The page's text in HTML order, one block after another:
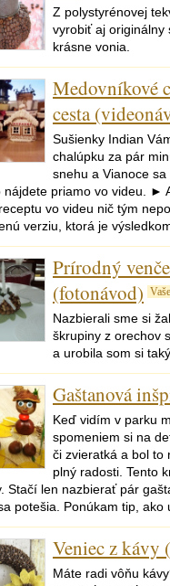
Z polystyrénovej
vyrobiť aj originálny
krásne vonia.
Medovníkové
cesta
Sušienky Indian
chalúpku za pár
snehu a Vianoce sa
nájdete priamo vo videu. ►
vo videu nič tým
verziu, ktorá je
Prírodný
(fotonávod)
Vaše
Nazbierali sme si
škrupiny z orechov
a urobila som si
Gaštanová
Keď vidím v parku
spomeniem si na
či zvieratká a bol to
plný radosti. Tento
Stačí len nazbierať pár
potešia. Ponúkam tip, ako
Veniec z kávy
Máte radi vôňu